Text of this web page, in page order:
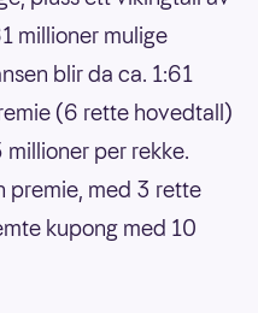
millioner mulige
blir da ca. 1:61
(6 rette hovedtall)
per rekke.
premie, med 3 rette
kupong med 10